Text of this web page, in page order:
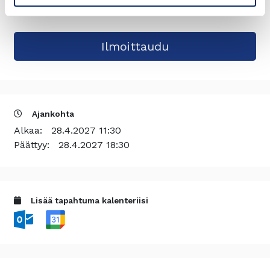
Ajankohta
Alkaa: 28.4.2027 11:30
Päättyy: 28.4.2027 18:30
Lisää tapahtuma kalenteriisi